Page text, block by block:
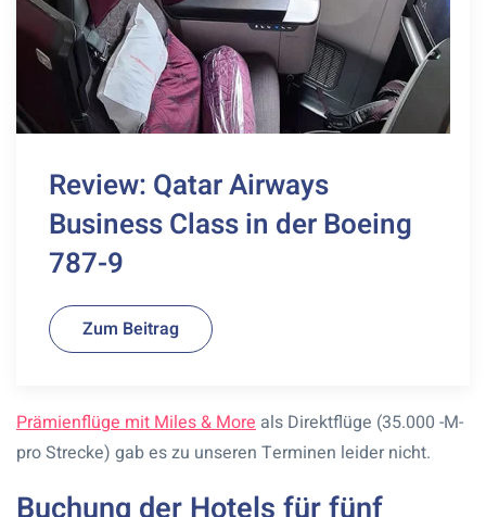
Review: Qatar Airways
Business Class in der Boeing
787-9
Zum Beitrag
Prämienflüge mit Miles & More als Direktflüge (35.000 -M-
pro Strecke) gab es zu unseren Terminen leider nicht.
Buchung der Hotels für fünf